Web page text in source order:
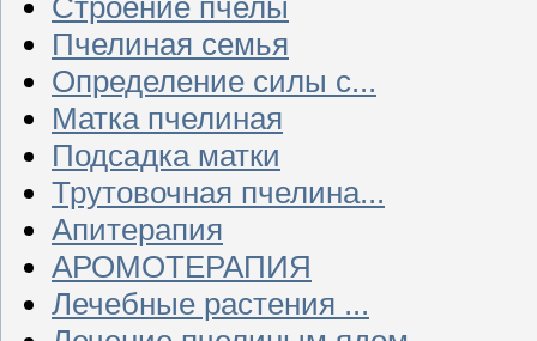
Пчелиная семья
Определение силы с...
Матка пчелиная
Подсадка матки
Трутовочная пчелина...
Апитерапия
АРОМОТЕРАПИЯ
Лечебные растения ...